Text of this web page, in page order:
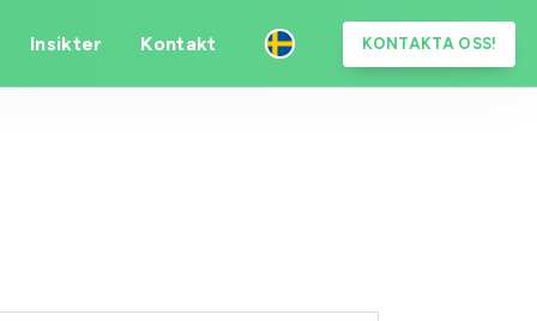
Insikter Kontakt KONTAKTA OSS!